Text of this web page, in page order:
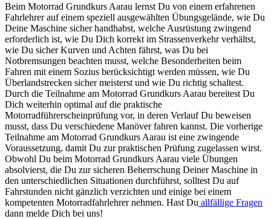
Beim Motorrad Grundkurs Aarau lernst Du von einem erfahrenen
Fahrlehrer auf einem speziell ausgewählten Übungsgelände, wie Du
Deine Maschine sicher handhabst, welche Ausrüstung zwingend
erforderlich ist, wie Du Dich korrekt im Strassenverkehr verhältst,
wie Du sicher Kurven und Achten fährst, was Du bei
Notbremsungen beachten musst, welche Besonderheiten beim
Fahren mit einem Sozius berücksichtigt werden müssen, wie Du
Überlandstrecken sicher meisterst und wie Du richtig schaltest.
Durch die Teilnahme am Motorrad Grundkurs Aarau bereitest Du
Dich weiterhin optimal auf die praktische
Motorradführerscheinprüfung vor, in deren Verlauf Du beweisen
musst, dass Du verschiedene Manöver fahren kannst. Die vorherige
Teilnahme am Motorrad Grundkurs Aarau ist eine zwingende
Voraussetzung, damit Du zur praktischen Prüfung zugelassen wirst.
Obwohl Du beim Motorrad Grundkurs Aarau viele Übungen
absolvierst, die Du zur sicheren Beherrschung Deiner Maschine in
den unterschiedlichen Situationen durchführst, solltest Du auf
Fahrstunden nicht gänzlich verzichten und einige bei einem
kompetenten Motorradfahrlehrer nehmen. Hast Du allfällige Fragen
dann melde Dich bei uns!